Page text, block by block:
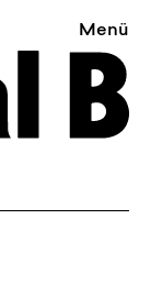
Menü